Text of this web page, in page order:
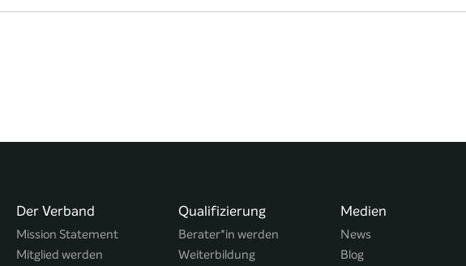
Der Verband
Mission Statement
Mitglied werden
Qualifizierung
Berater*in werden
Weiterbildung
Medien
News
Blog